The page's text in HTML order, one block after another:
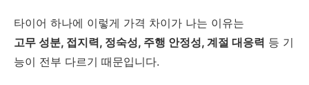
타이어 하나에 이렇게 가격 차이가 나는 이유는
고무 성분, 접지력, 정숙성, 주행 안정성, 계절 대응력 등 기
능이 전부 다르기 때문입니다.